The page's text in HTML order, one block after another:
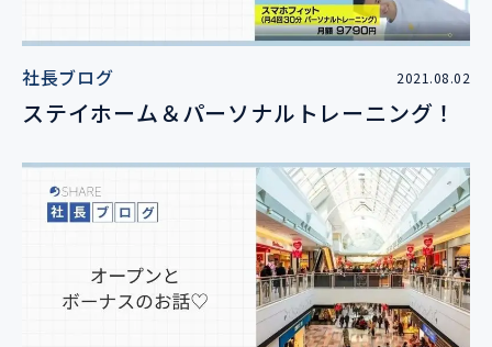
社長ブログ 2021.08.02
ステイホーム＆パーソナルトレーニング！